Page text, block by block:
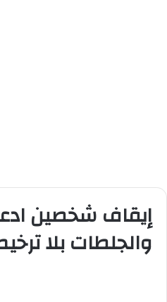
إيقاف شخصين
والجلطات بلا